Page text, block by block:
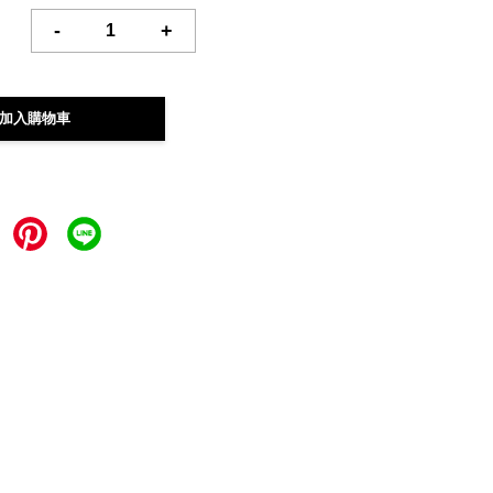
- +
入購物車